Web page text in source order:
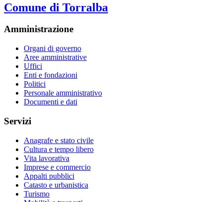
Comune di Torralba
Amministrazione
Organi di governo
Aree amministrative
Uffici
Enti e fondazioni
Politici
Personale amministrativo
Documenti e dati
Servizi
Anagrafe e stato civile
Cultura e tempo libero
Vita lavorativa
Imprese e commercio
Appalti pubblici
Catasto e urbanistica
Turismo